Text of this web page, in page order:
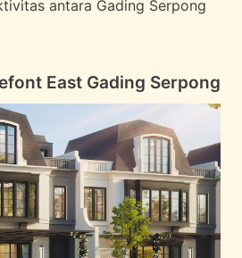
antara Gading Serpong
East Gading Serpong